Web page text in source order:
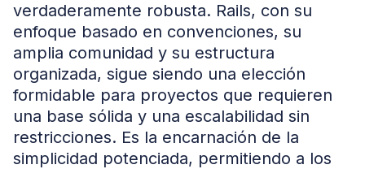
verdaderamente robusta. Rails, con su
enfoque basado en convenciones, su
amplia comunidad y su estructura
organizada, sigue siendo una elección
formidable para proyectos que requieren
una base sólida y una escalabilidad sin
restricciones. Es la encarnación de la
simplicidad potenciada, permitiendo a los